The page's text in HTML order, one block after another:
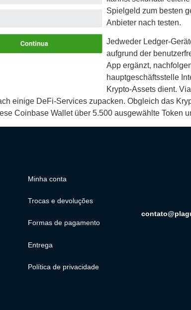
Spielgeld zum besten
Anbieter nach testen.
Jedweder Ledger-
aufgrund der
App ergänzt,
hauptgeschäftsstelle
Krypto-Assets dient.
einige DeFi-Services zupacken. Obgleich das
Coinbase Wallet über 5.500 ausgewählte Token
Minha conta
Trocas e devoluções
Formas de pagamento
Entrega
Política de privacidade